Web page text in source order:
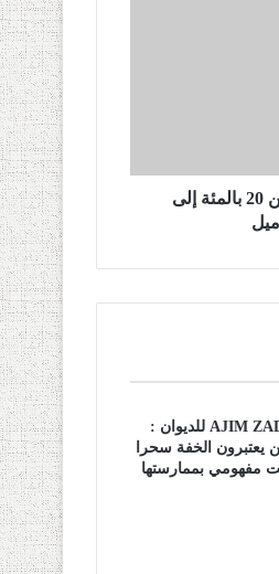
الخام الأمريكي يقفز أكثر من 20 بالمئة إلى
لاعب الخفة AJIM ZADA للديوان :
الخفة سحرا
مفهومي بممارستها